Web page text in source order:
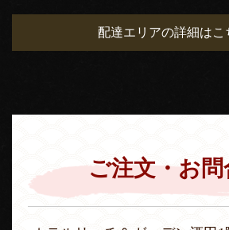
配達エリアの詳細はこ
ご注文・お問